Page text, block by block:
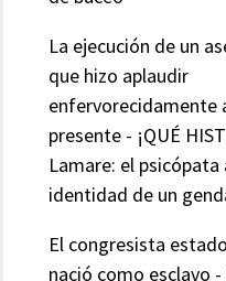
La ejecución de un
que hizo aplaudir
enfervorecidamente
presente - ¡QUÉ
Lamare: el
identidad de un
El congresista
nació como esclavo -